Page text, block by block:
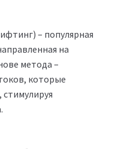
– популярная
на
метода –
которые